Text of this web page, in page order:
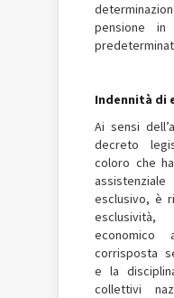
pensione in
Indennità di
Ai sensi
decreto
coloro che
esclusivo, è
economico
corrisposta
e la
collettivi